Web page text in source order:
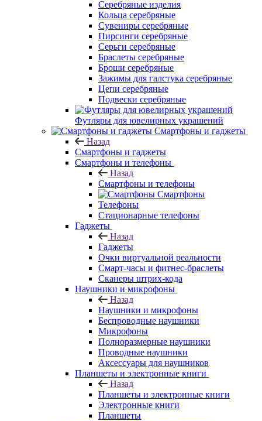
Серебряные изделия
Кольца серебряные
Сувениры серебряные
Пирсинги серебряные
Серьги серебряные
Браслеты серебряные
Броши серебряные
Зажимы для галстука серебряные
Цепи серебряные
Подвески серебряные
Футляры для ювелирных украшений
Смартфоны и гаджеты
Назад
Смартфоны и гаджеты
Смартфоны и телефоны
Назад
Смартфоны и телефоны
Смартфоны
Телефоны
Стационарные телефоны
Гаджеты
Назад
Гаджеты
Очки виртуальной реальности
Смарт-часы и фитнес-браслеты
Сканеры штрих-кода
Наушники и микрофоны
Назад
Наушники и микрофоны
Беспроводные наушники
Микрофоны
Полноразмерные наушники
Проводные наушники
Аксессуары для наушников
Планшеты и электронные книги
Назад
Планшеты и электронные книги
Электронные книги
Планшеты